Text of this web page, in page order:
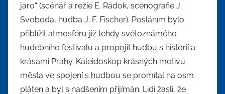
jaro“ (scénář a režie E. Radok, scénografie J.
Svoboda, hudba J. F. Fischer). Posláním bylo
přiblížit atmosféru již tehdy světoznámého
hudebního festivalu a propojit hudbu s historií a
krásami Prahy. Kaleidoskop krásných motivů
města ve spojení s hudbou se promítal na osm
pláten a byl s nadšením přijímán. Lidi žasli, že